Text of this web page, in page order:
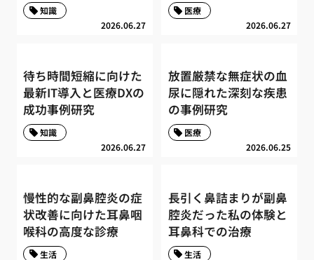
2026.06.27
知識
2026.06.27
医療
待ち時間短縮に向けた
最新IT導入と医療DXの
成功事例研究
2026.06.27
知識
放置厳禁な無症状の血
尿に隠れた深刻な疾患
の事例研究
2026.06.25
医療
慢性的な副鼻腔炎の症
状改善に向けた耳鼻咽
喉科の高度な診療
生活
長引く鼻詰まりが副鼻
腔炎だった私の体験と
耳鼻科での治療
生活